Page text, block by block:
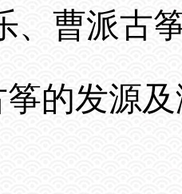
、曹派古
的发源